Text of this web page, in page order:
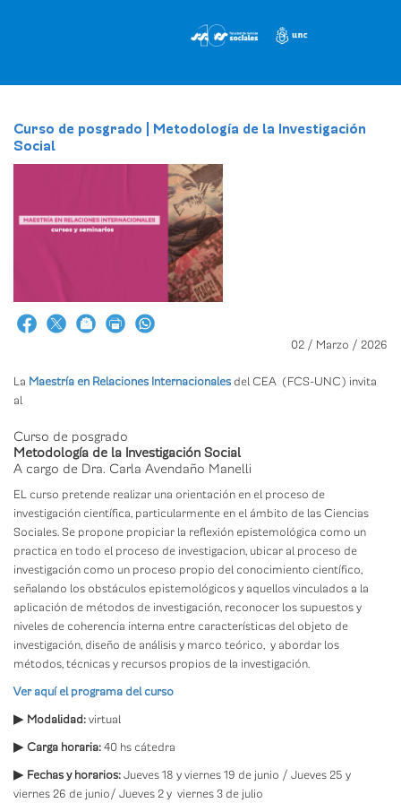
Curso de posgrado | Metodología de la Investigación
Social
02 / Marzo / 2026
La Maestría en Relaciones Internacionales del CEA (FCS-UNC) invita
al
Curso de posgrado
Metodología de la Investigación Social
A cargo de Dra. Carla Avendaño Manelli
EL curso pretende realizar una orientación en el proceso de
investigación científica, particularmente en el ámbito de las Ciencias
Sociales. Se propone propiciar la reflexión epistemológica como un
practica en todo el proceso de investigacion, ubicar al proceso de
investigación como un proceso propio del conocimiento científico,
señalando los obstáculos epistemológicos y aquellos vinculados a la
aplicación de métodos de investigación, reconocer los supuestos y
niveles de coherencia interna entre características del objeto de
investigación, diseño de análisis y marco teórico, y abordar los
métodos, técnicas y recursos propios de la investigación.
Ver aquí el programa del curso
▶ Modalidad: virtual
▶ Carga horaria: 40 hs cátedra
▶ Fechas y horarios: Jueves 18 y viernes 19 de junio / Jueves 25 y
viernes 26 de junio/ Jueves 2 y viernes 3 de julio